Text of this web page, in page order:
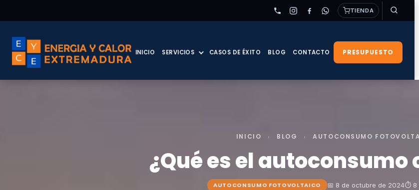
TIENDA
INICIO SERVICIOS CASOS DE ÉXITO BLOG CONTACTO PRESUPUESTO
INICIO › BLOG › AUTOCONSUMO
¿Qué es el
AUTOCONSUMO FOTOVOLTAICO 📅 8 de octubre de 2024⏱ 8